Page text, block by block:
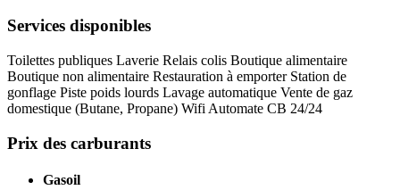
Services disponibles
Toilettes publiques Laverie Relais colis Boutique alimentaire
Boutique non alimentaire Restauration à emporter Station de
gonflage Piste poids lourds Lavage automatique Vente de gaz
domestique (Butane, Propane) Wifi Automate CB 24/24
Prix des carburants
Gasoil